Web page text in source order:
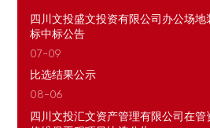
四川文投盛文投资有限公司办公场
标中标公告
07-09
比选结果公示
08-06
四川文投汇文资产管理有限公司在